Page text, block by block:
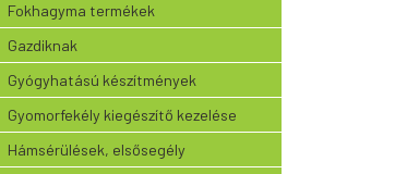
Fokhagyma termékek
Gazdiknak
Gyógyhatású készítmények
Gyomorfekély kiegészítő kezelése
Hámsérülések, elsősegély